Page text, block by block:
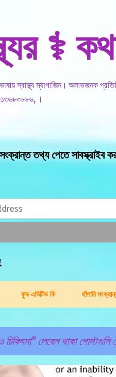
⚕️
স্বাস্থ্য ম্যাগাজিন। অলাভজনক
।
সংক্রান্ত তথ্য পেতে সাবস্ক্রাইব
ফুড এডিটিভ কি হাঁপানি
চিকিৎসা লেবেল থাকা পোস্টগুলি